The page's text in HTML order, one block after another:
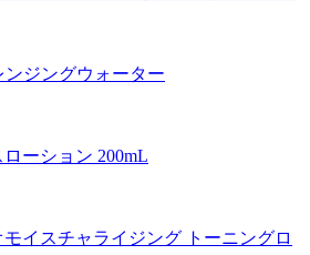
ンジングウォーター
ーション 200mL
イスチャライジング トーニングロ